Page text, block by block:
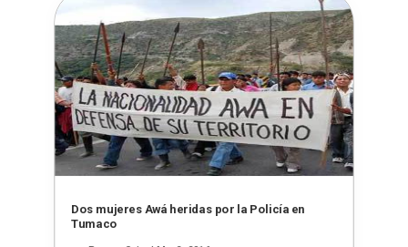
Dos mujeres Awá heridas por la Policía en
Tumaco